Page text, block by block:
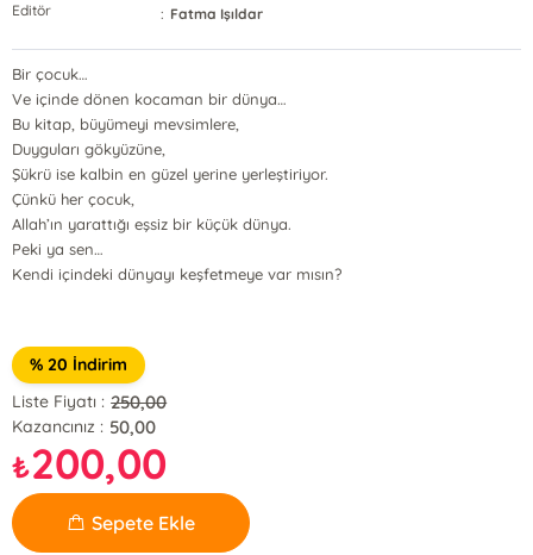
Editör
: Fatma Işıldar
Bir çocuk…
Ve içinde dönen kocaman bir dünya…
Bu kitap, büyümeyi mevsimlere,
Duyguları gökyüzüne,
Şükrü ise kalbin en güzel yerine yerleştiriyor.
Çünkü her çocuk,
Allah’ın yarattığı eşsiz bir küçük dünya.
Peki ya sen…
Kendi içindeki dünyayı keşfetmeye var mısın?
% 20 İndirim
Liste Fiyatı : 250,00
Kazancınız : 50,00
₺200,00
Sepete Ekle